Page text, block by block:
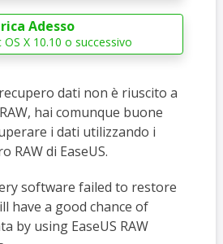
Adesso
OS X 10.10 o successivo
dati non è riuscito a
hai comunque buone
i dati utilizzando i
RAW di EaseUS.
software failed to restore
have a good chance of
by using EaseUS RAW